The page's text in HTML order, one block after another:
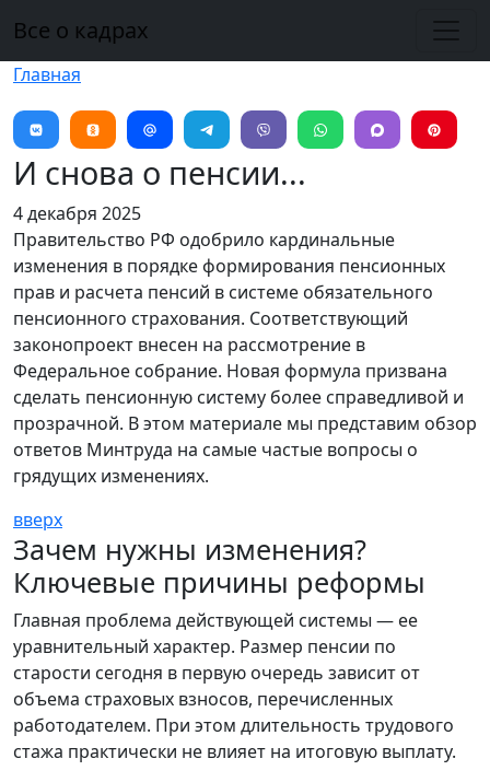
Все о кадрах
Главная
И снова о пенсии...
4 декабря 2025
Правительство РФ одобрило кардинальные
изменения в порядке формирования пенсионных
прав и расчета пенсий в системе обязательного
пенсионного страхования. Соответствующий
законопроект внесен на рассмотрение в
Федеральное собрание. Новая формула призвана
сделать пенсионную систему более справедливой и
прозрачной. В этом материале мы представим обзор
ответов Минтруда на самые частые вопросы о
грядущих изменениях.
вверх
Зачем нужны изменения?
Ключевые причины реформы
Главная проблема действующей системы — ее
уравнительный характер. Размер пенсии по
старости сегодня в первую очередь зависит от
объема страховых взносов, перечисленных
работодателем. При этом длительность трудового
стажа практически не влияет на итоговую выплату.